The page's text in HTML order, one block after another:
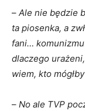
– Ale nie będzie
ta piosenka, a
fani… komunizmu
dlaczego
wiem, kto
– No ale TVP